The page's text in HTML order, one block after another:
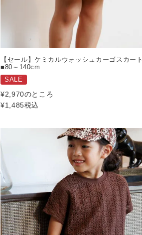
【セール】ケミカルウォッシュカーゴスカート
■80～140cm
SALE
¥2,970のところ
¥1,485税込